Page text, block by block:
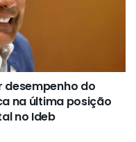
desempenho do
na última posição
no Ideb